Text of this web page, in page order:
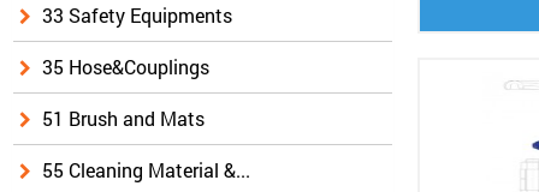
33 Safety Equipments
35 Hose&Couplings
51 Brush and Mats
55 Cleaning Material &...